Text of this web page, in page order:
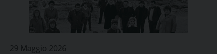
29 Maggio 2026